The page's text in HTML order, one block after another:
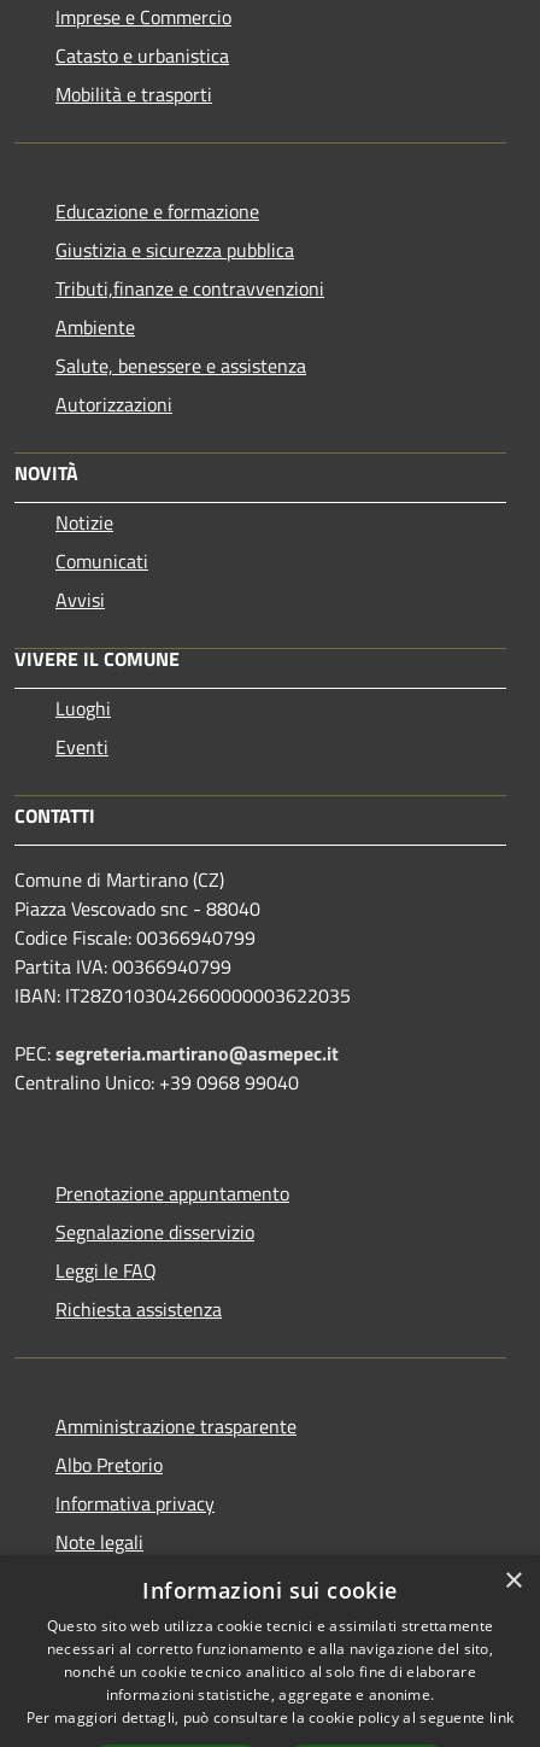
Imprese e Commercio
Catasto e urbanistica
Mobilità e trasporti
Educazione e formazione
Giustizia e sicurezza pubblica
Tributi,finanze e contravvenzioni
Ambiente
Salute, benessere e assistenza
Autorizzazioni
NOVITÀ
Notizie
Comunicati
Avvisi
VIVERE IL COMUNE
Luoghi
Eventi
CONTATTI
Comune di Martirano (CZ)
Piazza Vescovado snc - 88040
Codice Fiscale: 00366940799
Partita IVA: 00366940799
IBAN: IT28Z0103042660000003622035
PEC:segreteria.martirano@asmepec.it
Centralino Unico: +39 0968 99040
Prenotazione appuntamento
Segnalazione disservizio
Leggi le FAQ
Richiesta assistenza
Amministrazione trasparente
Albo Pretorio
Informativa privacy
Note legali
Dichiarazione di accessibilità
Accessibilità
Copyright © 2026 • Comune di
Martirano • Powered by
×
Informazioni sui cookie
Questo sito web utilizza cookie tecnici e assimilati strettamente
necessari al corretto funzionamento e alla navigazione del sito,
nonché un cookie tecnico analitico al solo fine di elaborare
informazioni statistiche, aggregate e anonime.
Per maggiori dettagli, può consultare la cookie policy al seguente link